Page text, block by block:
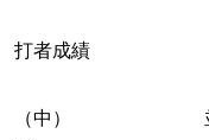
打者成績
（中） 並木